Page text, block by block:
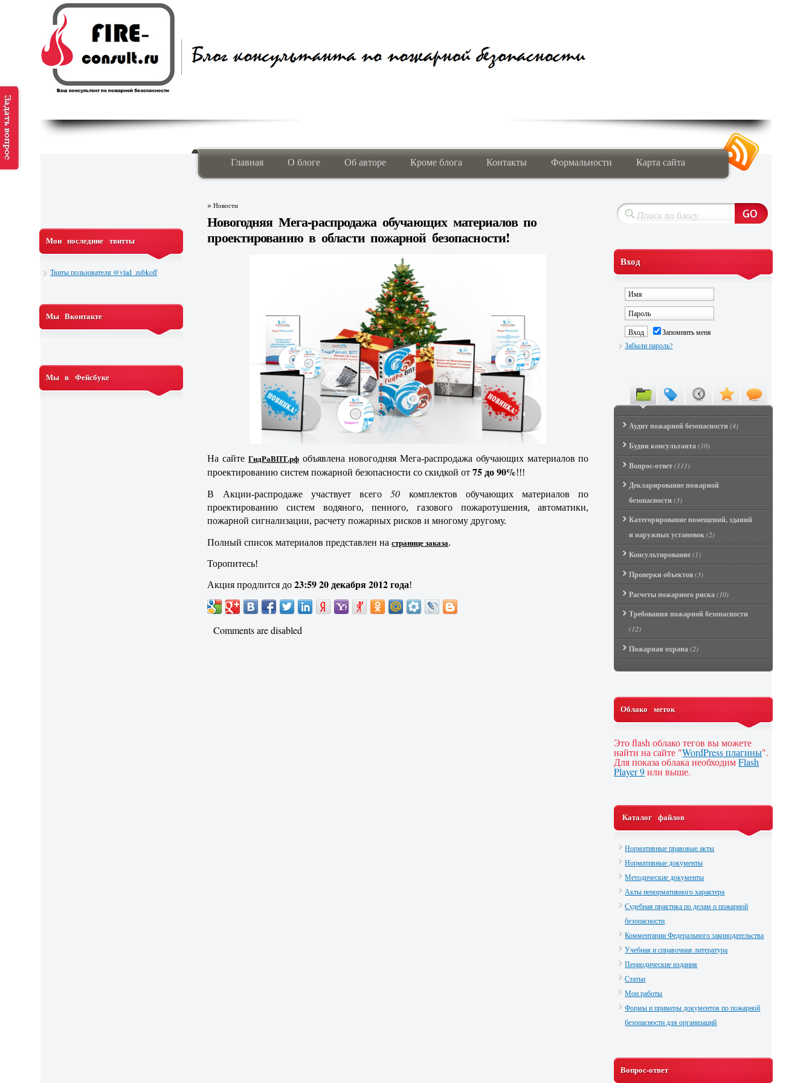
Главная О блоге Об авторе Кроме блога Контакты Формальности Карта сайта
»Новости
Новогодняя Мега-распродажа обучающих материалов по
проектированию в области пожарной безопасности!
На сайтеГидРаВПТ.рф объявлена новогодняя Мега-распродажа обучающих материалов по
проектированию систем пожарной безопасности со скидкой от75 до 90%!!!
В Акции-распродаже участвует всего50 комплектов обучающих материалов по
проектированию систем водяного, пенного, газового пожаротушения, автоматики,
пожарной сигнализации, расчету пожарных рисков и многому другому.
Полный список материалов представлен настранице заказа.
Торопитесь!
Акция продлится до23:59 20 декабря 2012 года!
Comments are disabled
Вход
Запомнить меня
Забыли пароль?
Аудит пожарной безопасности(4)
Будни консультанта(10)
Вопрос-ответ(111)
Декларирование пожарной
безопасности(3)
Категорирование помещений, зданий
и наружных установок(2)
Консультирование(1)
Проверки объектов(3)
Расчеты пожарного риска(10)
Требования пожарной безопасности
(12)
Пожарная охрана(2)
Облако меток
Это flash облако тегов вы можете
найти на сайте "WordPress плагины".
Для показа облака необходимFlash
Player 9или выше.
Каталог файлов
Нормативные правовые акты
Нормативные документы
Методические документы
Акты ненормативного характера
Судебная практика по делам о пожарной
безопасности
Комментарии Федерального законодательства
Учебная и справочная литература
Периодические издания
Статьи
Мои работы
Формы и примеры документов по пожарной
безопасности для организаций
Вопрос-ответ
Мои последние твитты
Твиты пользователя @vlad_zubkoff
Мы Вконтакте
Мы в Фейсбуке